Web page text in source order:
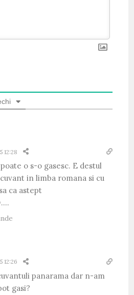
12:28
o s-o gasesc. E destul
in limba romana si cu
ca astept
12:26
panarama dar n-am
gasi?